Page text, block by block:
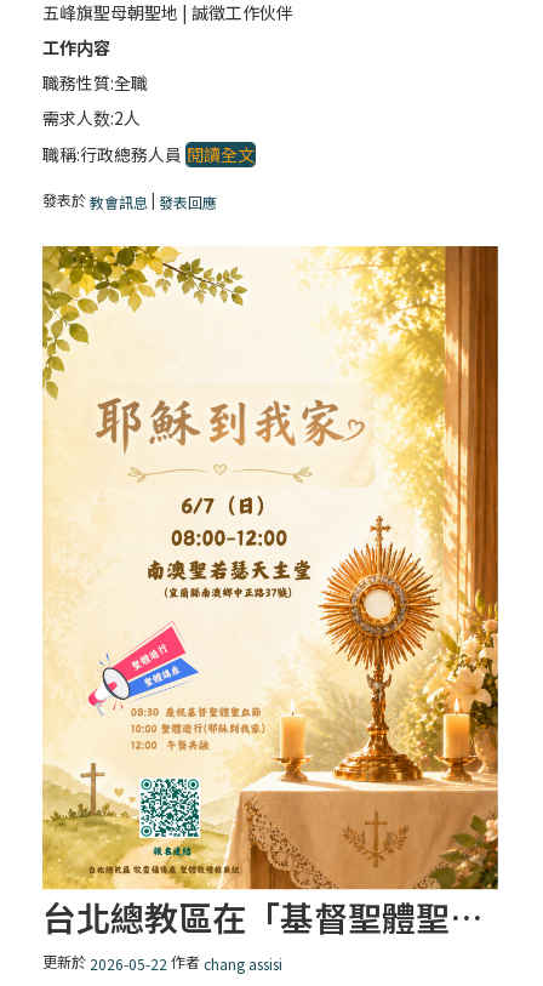
五峰旗聖母朝聖地 | 誠徵工作伙伴
工作内容
職務性質:全職
需求人数:2人
職稱:行政總務人員閱讀全文
發表於教會訊息|發表回應
台北總教區在「基督聖體聖血節」
更新於 2026-05-22 作者chang assisi